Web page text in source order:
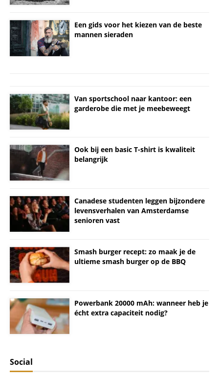
Een gids voor het kiezen van de beste
mannen sieraden
Van sportschool naar kantoor: een
garderobe die met je meebeweegt
Ook bij een basic T-shirt is kwaliteit
belangrijk
Canadese studenten leggen bijzondere
levensverhalen van Amsterdamse
senioren vast
Smash burger recept: zo maak je de
ultieme smash burger op de BBQ
Powerbank 20000 mAh: wanneer heb je
écht extra capaciteit nodig?
Social